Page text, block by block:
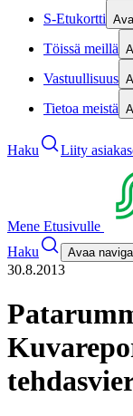
S-Etukortti
Töissä meillä
Vastuullisuus
Tietoa meistä
Haku Liity
Mene Etusivulle
Haku
Avaa
30.8.2013